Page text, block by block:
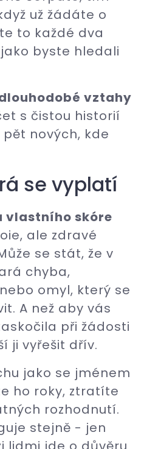
už žádáte o
to každé dva
byste hledali
vztahy
s čistou historií
nových, kde
se vyplatí
vlastního skóre
ale zdravé
se stát, že v
chyba,
omyl, který se
A než aby vás
při žádosti
ji vyřešit dřív.
jako se jménem
ho roky, ztratíte
rozhodnutí.
stejně - jen